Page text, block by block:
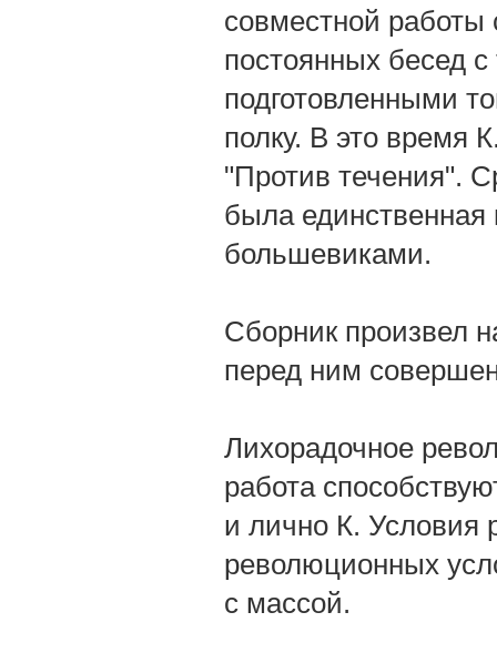
совместной работы
постоянных бесед
подготовленными
полку. В это время
"Против течения".
была единственная
большевиками.
Сборник произвел
перед ним
Лихорадочное
работа
и лично К. Условия
революционных
с массой.